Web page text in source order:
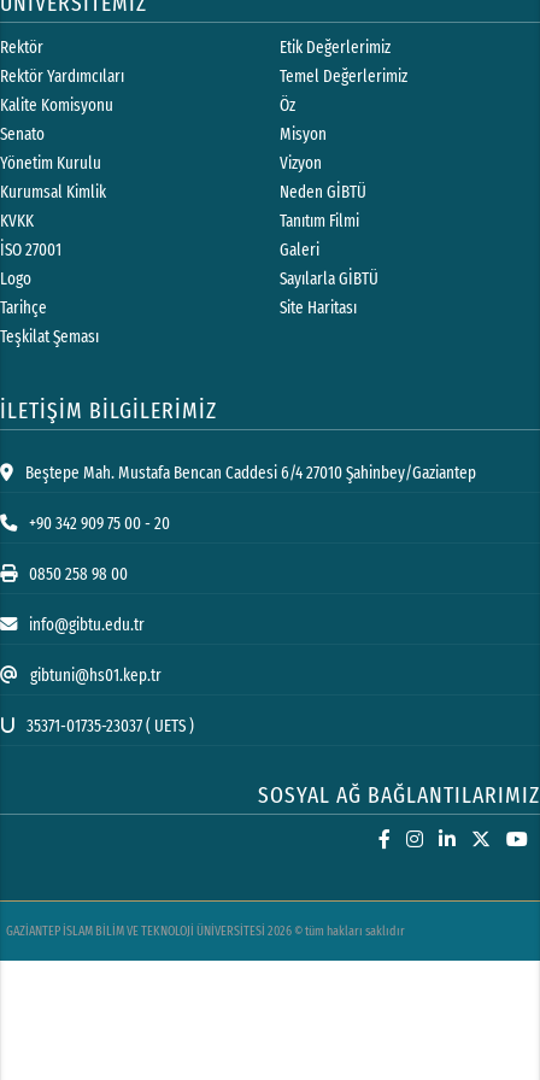
Rektör
Rektör Yardımcıları
Kalite Komisyonu
Senato
Yönetim Kurulu
Kurumsal Kimlik
KVKK
İSO 27001
Logo
Tarihçe
Teşkilat Şeması
Etik Değerlerimiz
Temel Değerlerimiz
Öz
Misyon
Vizyon
Neden GİBTÜ
Tanıtım Filmi
Galeri
Sayılarla GİBTÜ
Site Haritası
İLETİŞİM BİLGİLERİMİZ
Beştepe Mah. Mustafa Bencan Caddesi 6/4 27010 Şahinbey/Gaziantep
+90 342 909 75 00 - 20
0850 258 98 00
info@gibtu.edu.tr
gibtuni@hs01.kep.tr
35371-01735-23037 ( UETS )
SOSYAL AĞ BAĞLANTILARIMIZ
GAZİANTEP İSLAM BİLİM VE TEKNOLOJİ ÜNİVERSİTESİ 2026 © tüm hakları saklıdır